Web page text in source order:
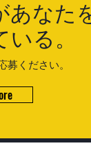
あなた
る。
募ください。